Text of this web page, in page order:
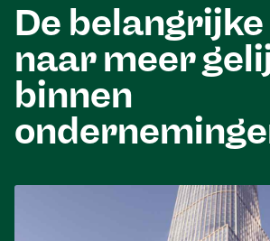
De
naar meer
binnen